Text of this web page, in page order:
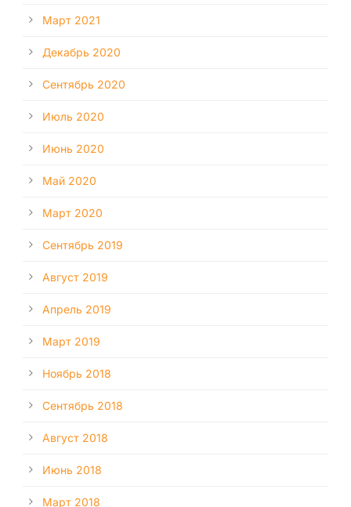
Март 2021
Декабрь 2020
Сентябрь 2020
Июль 2020
Июнь 2020
Май 2020
Март 2020
Сентябрь 2019
Август 2019
Апрель 2019
Март 2019
Ноябрь 2018
Сентябрь 2018
Август 2018
Июнь 2018
Март 2018